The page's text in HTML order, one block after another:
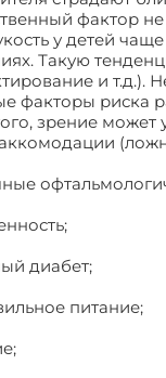
фактор
у детей
Такую
и т.д.).
факторы риска
зрение
диабет;
питание;